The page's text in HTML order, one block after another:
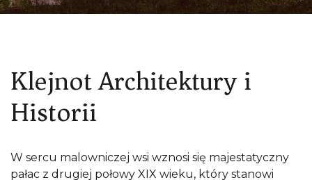
Klejnot Architektury i
Historii
W sercu malowniczej wsi wznosi się majestatyczny
pałac z drugiej połowy XIX wieku, który stanowi